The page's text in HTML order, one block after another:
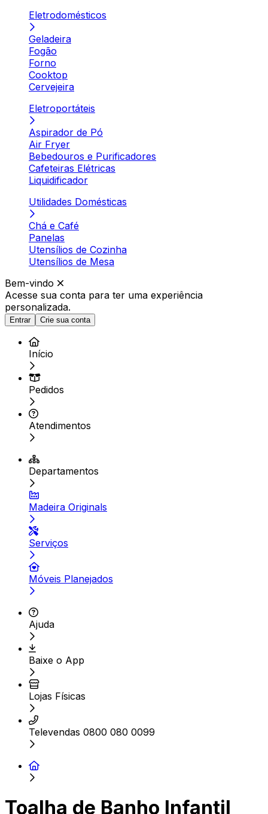
Eletrodomésticos
Geladeira
Fogão
Forno
Cooktop
Cervejeira
Eletroportáteis
Aspirador de Pó
Air Fryer
Bebedouros e Purificadores
Cafeteiras Elétricas
Liquidificador
Utilidades Domésticas
Chá e Café
Panelas
Utensílios de Cozinha
Utensílios de Mesa
Bem-vindo
Acesse sua conta para ter uma experiência
personalizada.
Entrar Crie sua conta
Início
Pedidos
Atendimentos
Departamentos
Madeira Originals
Serviços
Móveis Planejados
Ajuda
Baixe o App
Lojas Físicas
Televendas 0800 080 0099
Toalha de Banho Infantil